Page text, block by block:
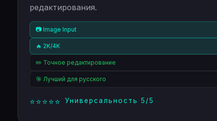
редактирования.
📷 Image Input
🔥 2K/4K
✏️ Точное редактирование
🎯 Лучший для русского
⭐ ⭐ ⭐ ⭐ ⭐ Универсальность 5/5